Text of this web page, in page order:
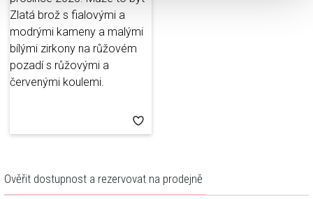
Ověřit dostupnost a rezervovat na prodejně